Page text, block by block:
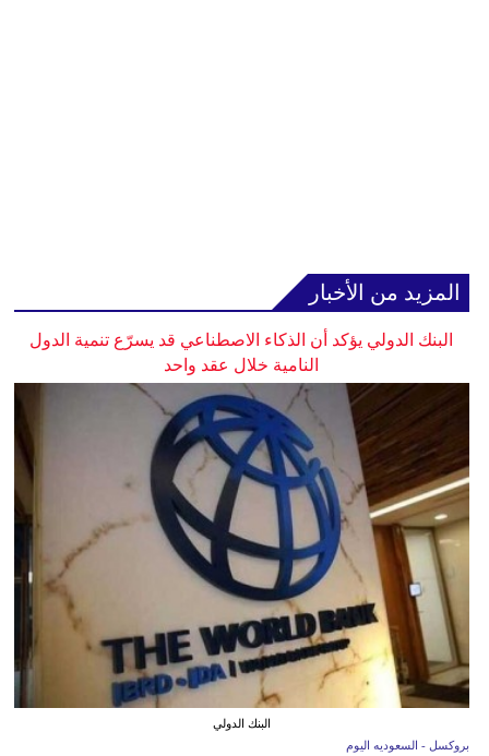
المزيد من الأخبار
البنك الدولي يؤكد أن الذكاء الاصطناعي قد يسرّع تنمية الدول
النامية خلال عقد واحد
البنك الدولي
بروكسل - السعوديه اليوم